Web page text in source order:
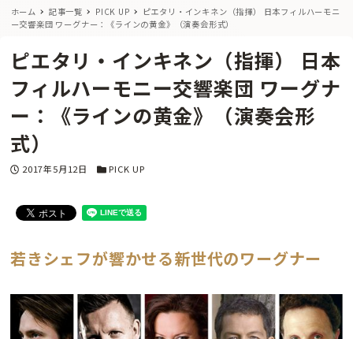
ホーム 記事一覧 PICK UP
ピエタリ・インキネン（指揮） 日本フィルハーモニ
ー交響楽団 ワーグナー：《ラインの黄金》（演奏会形式）
ピエタリ・インキネン（指揮） 日本
フィルハーモニー交響楽団 ワーグナ
ー：《ラインの黄金》（演奏会形
式）
投稿日
2017年5月12日 カテゴリー
PICK UP
若きシェフが響かせる新世代のワーグナー